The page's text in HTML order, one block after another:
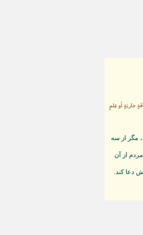
جاريَةٍ أو عِلمٍ
مگر از سه
از آن
دعا كند.